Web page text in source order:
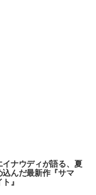
ナウディが語る、夏
んだ最新作『サマ
』